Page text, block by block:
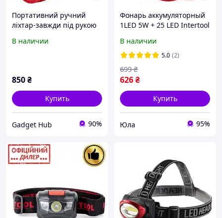
Портативний ручний
ліхтар-завжди під рукою
INTERTOOL
В наличии
850₴
Купить
Gadget Hub 90%
Фонарь аккумуляторный
1LED 5W + 25 LED Intertool
В наличии
5.0 (2)
626₴
699 ₴
Купить
Юла 95%